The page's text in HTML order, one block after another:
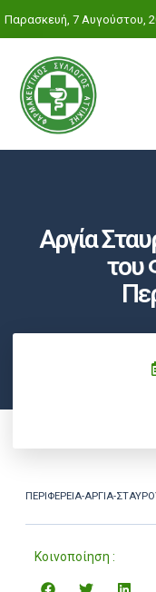
Παρασκευή, 7 Αυγούστου,
Αργία
του
ΠΕΡΙΦΕΡΕΙΑ-ΑΡΓΙΑ-
Κοινοποίηση :